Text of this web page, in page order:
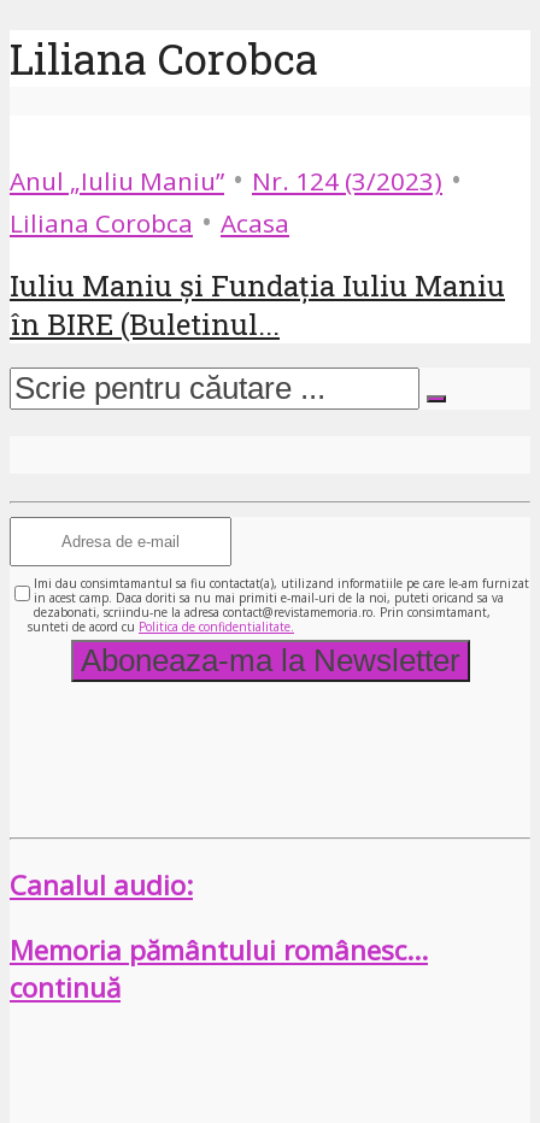
Liliana Corobca
Anul „Iuliu Maniu” • Nr. 124 (3/2023) •
Liliana Corobca • Acasa
Iuliu Maniu și Fundația Iuliu Maniu
în BIRE (Buletinul...
Imi dau consimtamantul sa fiu contactat(a), utilizand informatiile pe care le-am furnizat
in acest camp. Daca doriti sa nu mai primiti e-mail-uri de la noi, puteti oricand sa va
dezabonati, scriindu-ne la adresa contact@revistamemoria.ro. Prin consimtamant,
sunteti de acord cu Politica de confidentialitate.
Canalul audio:
Memoria pământului românesc…
continuă